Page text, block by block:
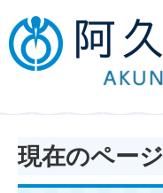
現在のページ